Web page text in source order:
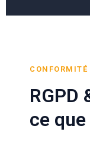
CONFORMITÉ
ce